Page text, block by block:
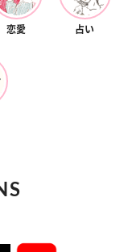
恋愛 占い